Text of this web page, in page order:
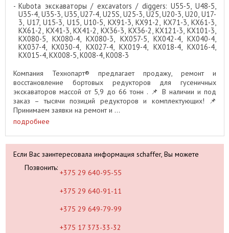
Kubota экскаваторы / excavators / diggers: U55-5, U48-5,
U35-4, U35-3, U35, U27-4, U25S, U25-3, U25, U20-3, U20, U17-
3, U17, U15-3, U15, U10-5, KX91-3, KX91-2, KX71-3, KX61-3,
KX61-2, KX41-3, KX41-2, KX36-3, KX36-2, KX121-3, KX101-3,
KX080-5, KX080-4, KX080-3, KX057-5, KX042-4, KX040-4,
KX037-4, KX030-4, KX027-4, KX019-4, KX018-4, KX016-4,
KX015-4, KX008-5, K008-4, K008-3
Компания Технопарт® предлагает продажу, ремонт и
восстановление бортовых редукторов для гусеничных
экскаваторов массой от 5,9 до 66 тонн . 📌 В наличии и под
заказ – тысячи позиций редукторов и комплектующих! 📌
Принимаем заявки на ремонт и ...
подробнее
Если Вас заинтересовала информация schaffer, Вы можете
Позвонить:
+375 29 640-95-55
+375 29 640-91-11
+375 29 649-79-99
+375 17 373-33-32